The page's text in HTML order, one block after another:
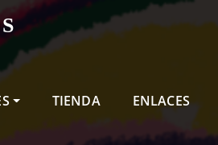
TIENDA ENLACES